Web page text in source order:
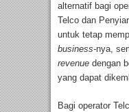
alternatif bagi
Telco dan
untuk tetap
business-nya,
revenue dengan
yang dapat
Bagi operator